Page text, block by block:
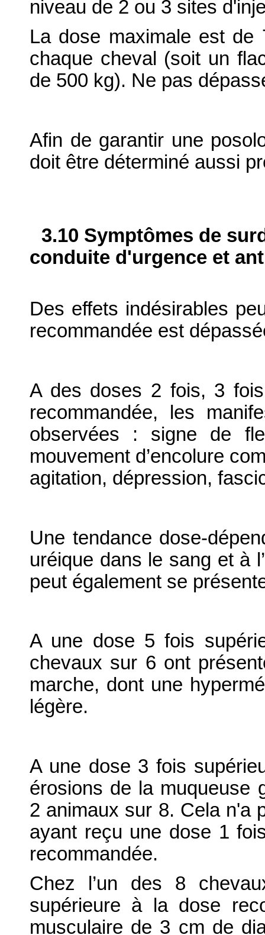
niveau de 2 ou 3 sites
La dose maximale est de
chaque cheval (soit un
de 500 kg). Ne pas
Afin de garantir une
doit être déterminé aussi
3.10 Symptômes de
conduite d'urgence et
Des effets indésirables
recommandée est
A des doses 2 fois, 3
recommandée, les
observées : signe de
mouvement d’encolure
agitation, dépression,
Une tendance dose-
uréique dans le sang et à
peut également se
A une dose 5 fois
chevaux sur 6 ont
marche, dont une
légère.
A une dose 3 fois
érosions de la muqueuse
2 animaux sur 8. Cela n'a
ayant reçu une dose 1
recommandée.
Chez l’un des 8
supérieure à la dose
musculaire de 3 cm de